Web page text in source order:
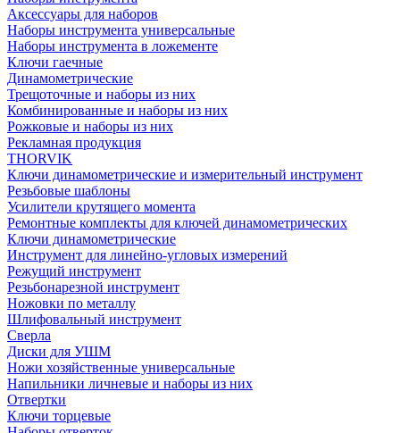
Аксессуары для наборов
Наборы инструмента универсальные
Наборы инструмента в ложементе
Ключи гаечные
Динамометрические
Трещоточные и наборы из них
Комбинированные и наборы из них
Рожковые и наборы из них
Рекламная продукция
THORVIK
Ключи динамометрические и измерительный инструмент
Резьбовые шаблоны
Усилители крутящего момента
Ремонтные комплекты для ключей динамометрических
Ключи динамометрические
Инструмент для линейно-угловых измерений
Режущий инструмент
Резьбонарезной инструмент
Ножовки по металлу
Шлифовальный инструмент
Сверла
Диски для УШМ
Ножи хозяйственные универсальные
Напильники личневые и наборы из них
Отвертки
Ключи торцевые